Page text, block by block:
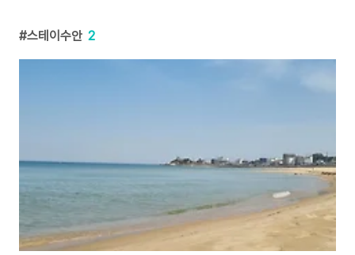
스테이수안 2